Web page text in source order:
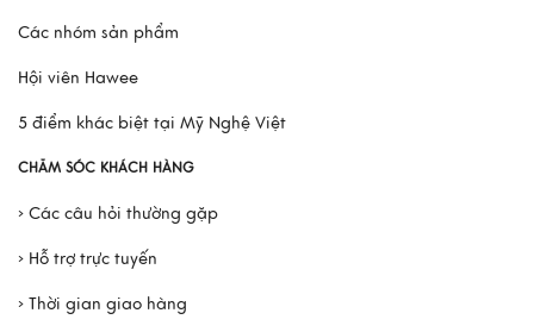
Các nhóm sản phẩm
Hội viên Hawee
5 điểm khác biệt tại Mỹ Nghệ Việt
CHĂM SÓC KHÁCH HÀNG
› Các câu hỏi thường gặp
› Hỗ trợ trực tuyến
› Thời gian giao hàng